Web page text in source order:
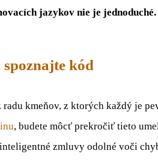
jazykov nie je
kód
kmeňov, z ktorých každý je
, budete môcť prekročiť tieto
zmluvy odolné voči